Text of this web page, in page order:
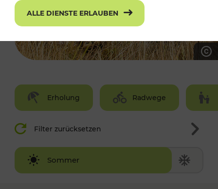
Erholung Radwege
Filter zurücksetzen
Sommer
Winter
ALLE DIENSTE ERLAUBEN